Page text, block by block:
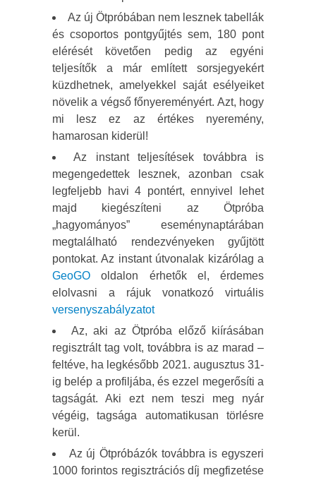
Az új Ötpróbában nem lesznek tabellák
és csoportos pontgyűjtés sem, 180 pont
elérését követően pedig az egyéni
teljesítők a már említett sorsjegyekért
küzdhetnek, amelyekkel saját esélyeiket
növelik a végső főnyereményért. Azt, hogy
mi lesz ez az értékes nyeremény,
hamarosan kiderül!
Az instant teljesítések továbbra is
megengedettek lesznek, azonban csak
legfeljebb havi 4 pontért, ennyivel lehet
majd kiegészíteni az Ötpróba
„hagyományos” eseménynaptárában
megtalálható rendezvényeken gyűjtött
pontokat. Az instant útvonalak kizárólag a
GeoGO oldalon érhetők el, érdemes
elolvasni a rájuk vonatkozó virtuális
versenyszabályzatot
Az, aki az Ötpróba előző kiírásában
regisztrált tag volt, továbbra is az marad –
feltéve, ha legkésőbb 2021. augusztus 31-
ig belép a profiljába, és ezzel megerősíti a
tagságát. Aki ezt nem teszi meg nyár
végéig, tagsága automatikusan törlésre
kerül.
Az új Ötpróbázók továbbra is egyszeri
1000 forintos regisztrációs díj megfizetése